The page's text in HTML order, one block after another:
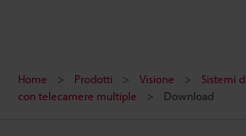
Home Prodotti Visione Sistemi
con telecamere multiple
Download